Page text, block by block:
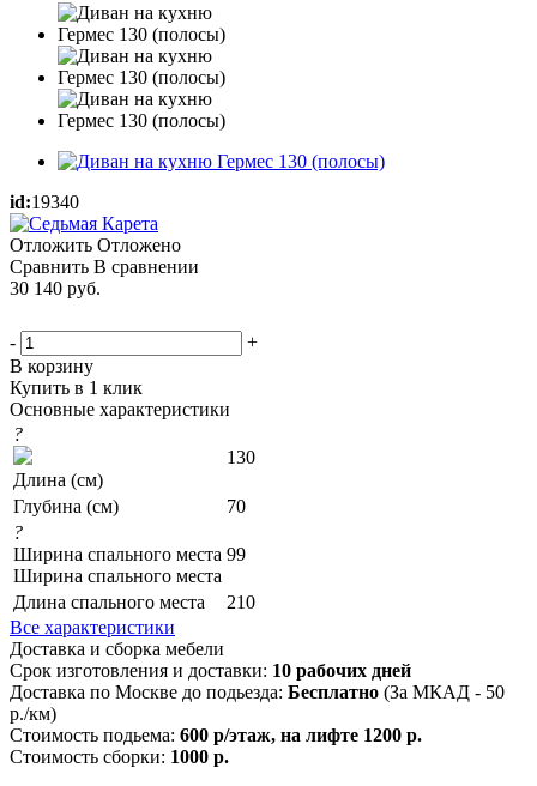
id:19340
Отложить Отложено
Сравнить В сравнении
30 140 руб.
-
+
В корзину
Купить в 1 клик
Основные характеристики
?
Длина (см)
130
Глубина (см)
70
?
Ширина спального места
Ширина спального места
99
Длина спального места
210
Все характеристики
Доставка и сборка мебели
Срок изготовления и доставки: 10 рабочих дней
Доставка по Москве до подьезда: Бесплатно (За МКАД - 50
р./км)
Стоимость подьема: 600 р/этаж, на лифте 1200 р.
Стоимость сборки: 1000 р.